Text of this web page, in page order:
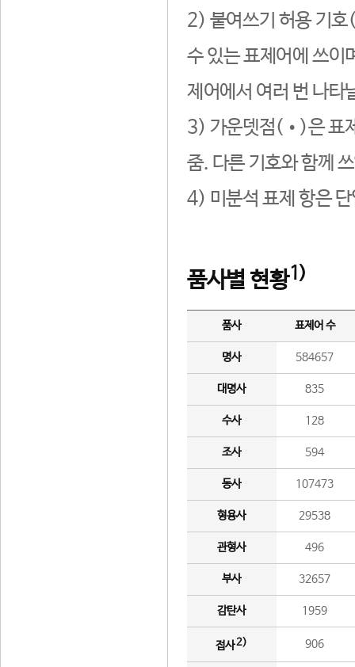
2) 붙여쓰기 허용 기호
수 있는 표제어에 쓰이
제어에서 여러 번 나타
3) 가운뎃점(•)은 표
줌. 다른 기호와 함께
4) 미분석 표제 항은
품사별 현황1)
품사 표제어 수
명사 584657
대명사 835
수사 128
조사 594
동사 107473
형용사 29538
관형사 496
부사 32657
감탄사 1959
접사2) 906